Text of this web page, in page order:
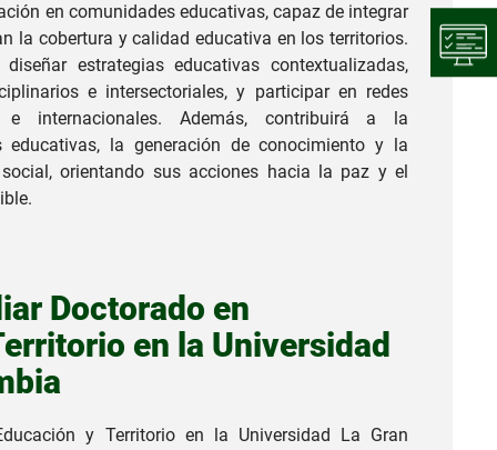
en comunidades educativas, capaz de integrar
la cobertura y calidad educativa en los territorios.
estrategias educativas contextualizadas,
e intersectoriales, y participar en redes
e internacionales. Además, contribuirá a la
educativas, la generación de conocimiento y la
orientando sus acciones hacia la paz y el
Doctorado en
en la Universidad
y Territorio en la Universidad La Gran